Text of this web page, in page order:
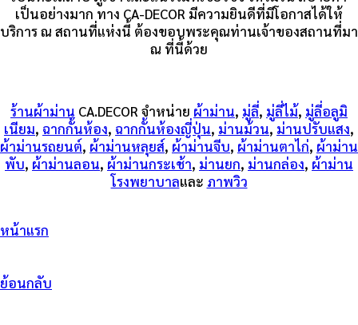
เป็นอย่างมาก ทาง CA-DECOR มีความยินดีที่มีโอกาสได้ให้
บริการ ณ สถานที่แห่งนี้ ต้องขอบพระคุณท่านเจ้าของสถานที่มา
ณ ที่นี้ด้วย
ร้านผ้าม่าน CA.DECOR จำหน่าย ผ้าม่าน, มู่ลี่, มู่ลี่ไม้, มู่ลี่อลูมิ
เนียม, ฉากกั้นห้อง, ฉากกั้นห้องญี่ปุ่น, ม่านม้วน, ม่านปรับแสง,
ผ้าม่านรถยนต์, ผ้าม่านหลุยส์, ผ้าม่านจีบ, ผ้าม่านตาไก่, ผ้าม่าน
พับ, ผ้าม่านลอน, ผ้าม่านกระเช้า, ม่านยก, ม่านกล่อง, ผ้าม่าน
โรงพยาบาลและ ภาพวิว
หน้าแรก
ย้อนกลับ